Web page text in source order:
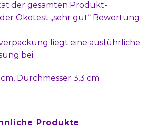
der gesamten Produkt-
Ökotest „sehr gut“ Bewertung
liegt eine ausführliche
bei
cm, Durchmesser 3,3 cm
Produkte